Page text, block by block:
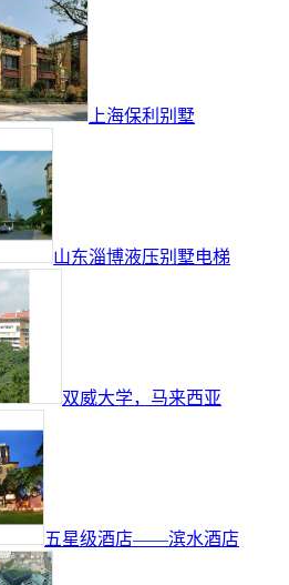
上海保利别墅
山东淄博液压别墅电梯
双威大学，马来西亚
五星级酒店——滨水酒店